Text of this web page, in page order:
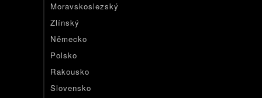
Moravskoslezský
Zlínský
Německo
Polsko
Rakousko
Slovensko